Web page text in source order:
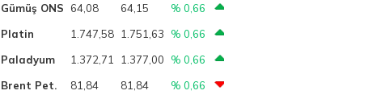
Gümüş ONS 64,08 64,15
% 0,66
Platin
1.747,58 1.751,63
% 0,66
Paladyum
1.372,71 1.377,00
% 0,66
Brent Pet.
81,84 81,84
% 0,66